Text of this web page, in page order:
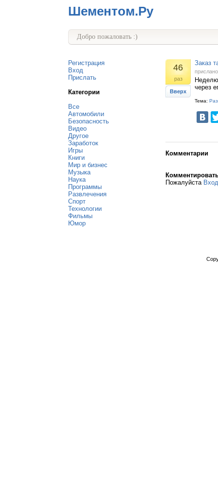
Шементом.Ру
Добро пожаловать :)
Регистрация
Вход
Прислать
Категории
Все
Автомобили
Безопасность
Видео
Другое
Заработок
Игры
Книги
Мир и бизнес
Музыка
Наука
Программы
Развлечения
Спорт
Технологии
Фильмы
Юмор
46
раз
Вверх
Заказ
через
Тема:
Комментарии
Пожалуйста Вход